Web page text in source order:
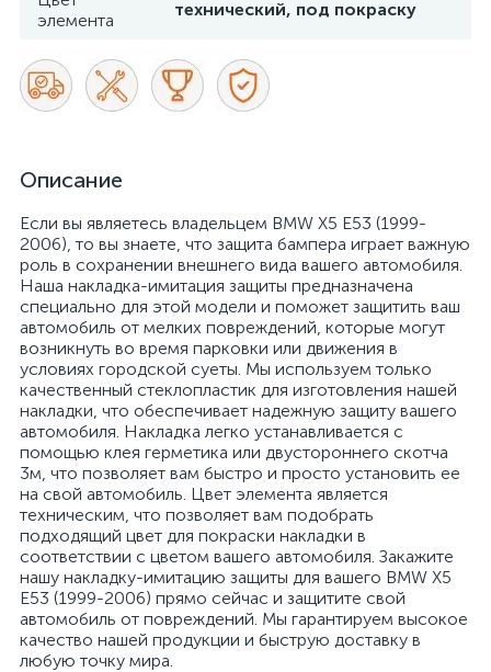
элемента
технический, под покраску
Описание
Если вы являетесь владельцем BMW X5 E53 (1999-
2006), то вы знаете, что защита бампера играет важную
роль в сохранении внешнего вида вашего автомобиля.
Наша накладка-имитация защиты предназначена
специально для этой модели и поможет защитить ваш
автомобиль от мелких повреждений, которые могут
возникнуть во время парковки или движения в
условиях городской суеты. Мы используем только
качественный стеклопластик для изготовления нашей
накладки, что обеспечивает надежную защиту вашего
автомобиля. Накладка легко устанавливается с
помощью клея герметика или двустороннего скотча
3м, что позволяет вам быстро и просто установить ее
на свой автомобиль. Цвет элемента является
техническим, что позволяет вам подобрать
подходящий цвет для покраски накладки в
соответствии с цветом вашего автомобиля. Закажите
нашу накладку-имитацию защиты для вашего BMW X5
E53 (1999-2006) прямо сейчас и защитите свой
автомобиль от повреждений. Мы гарантируем высокое
качество нашей продукции и быструю доставку в
любую точку мира.